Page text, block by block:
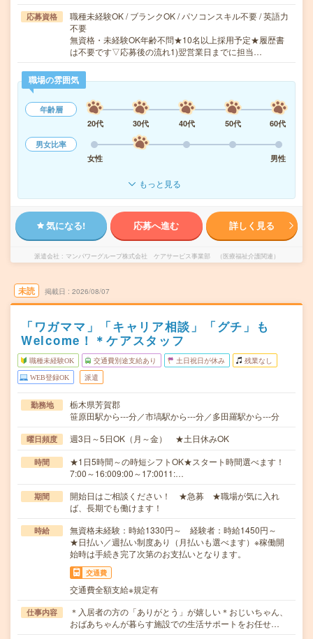
応募資格
職種未経験OK / ブランクOK / パソコンスキル不要 / 英語力
不要
無資格・未経験OK年齢不問★10名以上採用予定★履歴書
は不要です▽応募後の流れ1)翌営業日までに担当…
職場の雰囲気
年齢層
20代
30代 40代 50代
60代
男女比率
女性
男性
もっと見る
気になる! 応募へ進む 詳しく見る
派遣会社 マンパワーグループ株式会社 ケアサービス事業部 （医療福祉介護関連）
未読 掲載日 2026/08/07
「ワガママ」「キャリア相談」「グチ」も
Welcome！＊ケアスタッフ
職種未経験OK 交通費別途支給あり 土日祝日が休み 残業なし
WEB登録OK 派遣
勤務地
栃木県芳賀郡
笹原田駅から---分／市塙駅から---分／多田羅駅から---分
曜日頻度 週3日～5日OK（月～金） ★土日休みOK
時間
★1日5時間～の時短シフトOK★スタート時間選べます！
7:00～16:009:00～17:0011:…
期間
開始日はご相談ください！ ★急募 ★職場が気に入れ
ば、長期でも働けます！
時給
無資格未経験：時給1330円～ 経験者：時給1450円～
★日払い／週払い制度あり（月払いも選べます）※稼働開
始時は手続き完了次第のお支払いとなります。
交通費
交通費全額支給※規定有
仕事内容
＊入居者の方の「ありがとう」が嬉しい＊おじいちゃん、
おばあちゃんが暮らす施設での生活サポートをお任せ…